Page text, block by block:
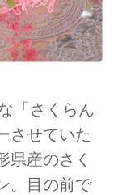
「さくらん
させていた
産のさく
。目の前で